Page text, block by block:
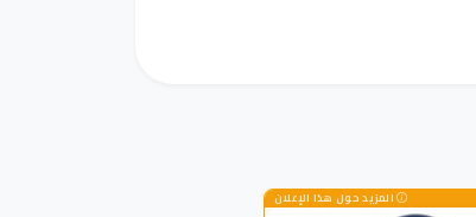
المزيد حول هذا الإعلان